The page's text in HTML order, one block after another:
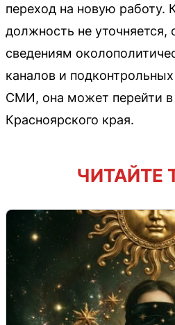
переход на новую работу.
должность не уточняется,
сведениям
каналов и
СМИ, она может перейти в
Красноярского края.
ЧИТАЙТЕ